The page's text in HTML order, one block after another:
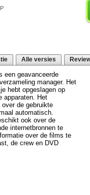
Alle versies
een geavanceerde
manager. Het
hebt opgeslagen op
apparaten. Het
de gebruikte
automatisch.
ook over de
internetbronnen te
over de films te
de crew en DVD